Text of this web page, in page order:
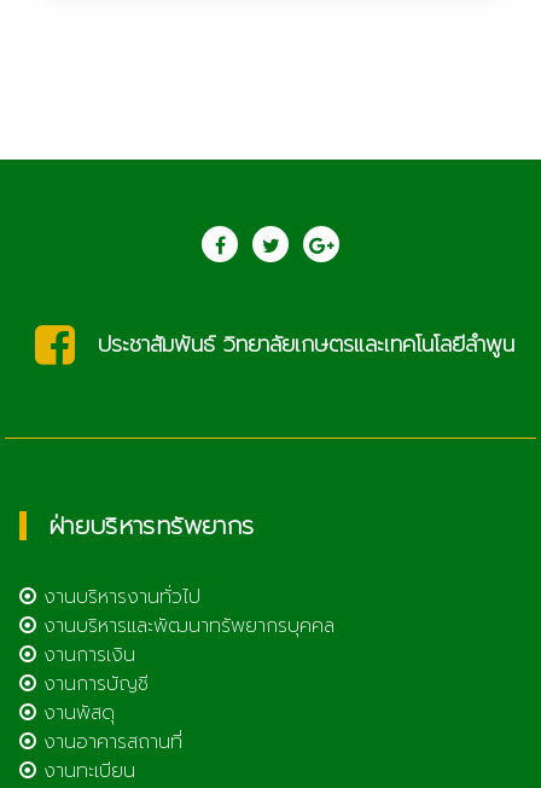
ประชาสัมพันธ์ วิทยาลัยเกษตรและเทคโนโลยีลำพูน
ฝ่ายบริหารทรัพยากร
งานบริหารงานทั่วไป
งานบริหารและพัฒนาทรัพยากรบุคคล
งานการเงิน
งานการบัญชี
งานพัสดุ
งานอาคารสถานที่
งานทะเบียน